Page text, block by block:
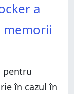
a
memorii
pentru
în cazul în